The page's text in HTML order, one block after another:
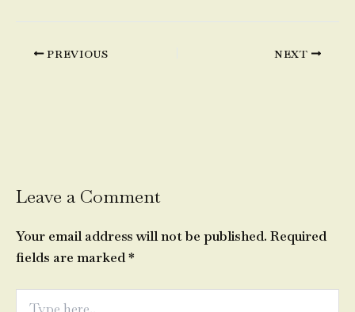
PREVIOUS NEXT
Leave a Comment
Your email address will not be published. Required
fields are marked*